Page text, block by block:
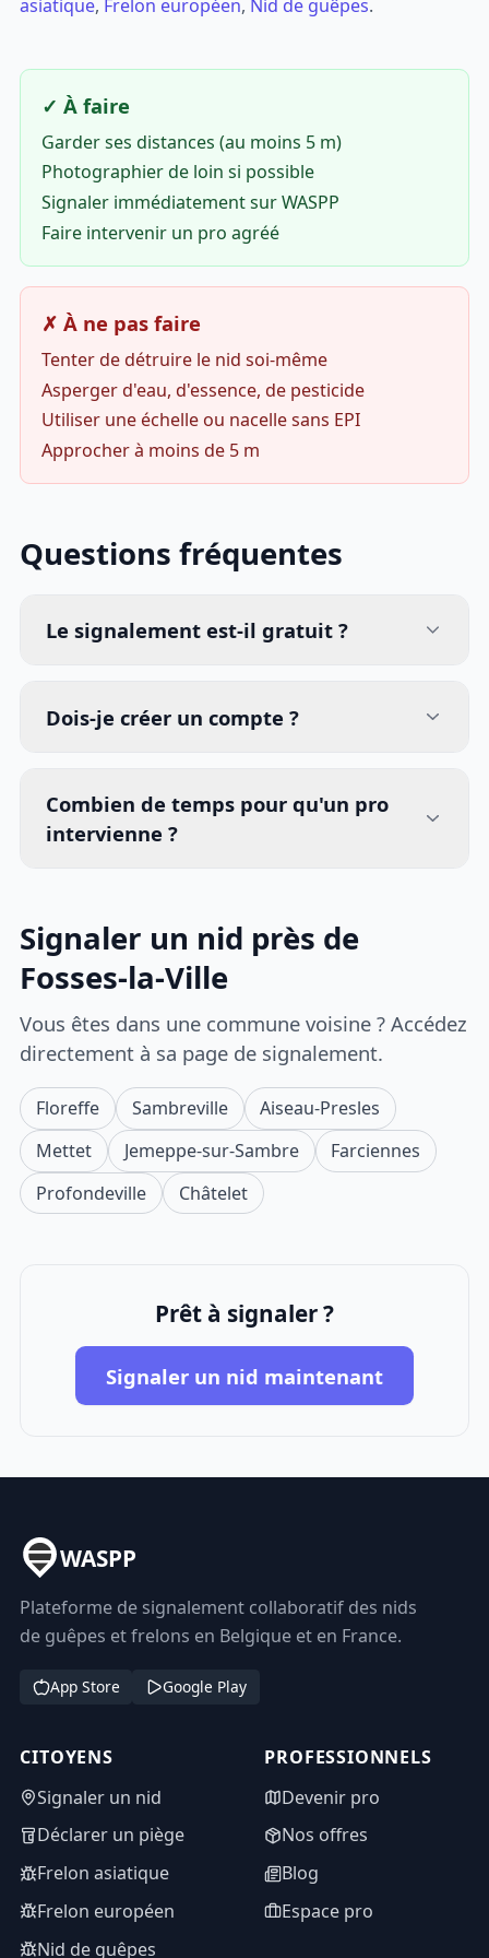
asiatique, Frelon européen, Nid de guêpes.
✓ À faire
Garder ses distances (au moins 5 m)
Photographier de loin si possible
Signaler immédiatement sur WASPP
Faire intervenir un pro agréé
✗ À ne pas faire
Tenter de détruire le nid soi-même
Asperger d'eau, d'essence, de pesticide
Utiliser une échelle ou nacelle sans EPI
Approcher à moins de 5 m
Questions fréquentes
Le signalement est-il gratuit ?
Dois-je créer un compte ?
Combien de temps pour qu'un pro
intervienne ?
Signaler un nid près de
Fosses-la-Ville
Vous êtes dans une commune voisine ? Accédez
directement à sa page de signalement.
Floreffe Sambreville
Aiseau-Presles
Mettet
Jemeppe-sur-Sambre
Farciennes
Profondeville
Châtelet
Prêt à signaler ?
Signaler un nid maintenant
WASPP
Plateforme de signalement collaboratif des nids
de guêpes et frelons en Belgique et en France.
App Store Google Play
CITOYENS
Signaler un nid
Déclarer un piège
Frelon asiatique
Frelon européen
Nid de guêpes
PROFESSIONNELS
Devenir pro
Nos offres
Blog
Espace pro